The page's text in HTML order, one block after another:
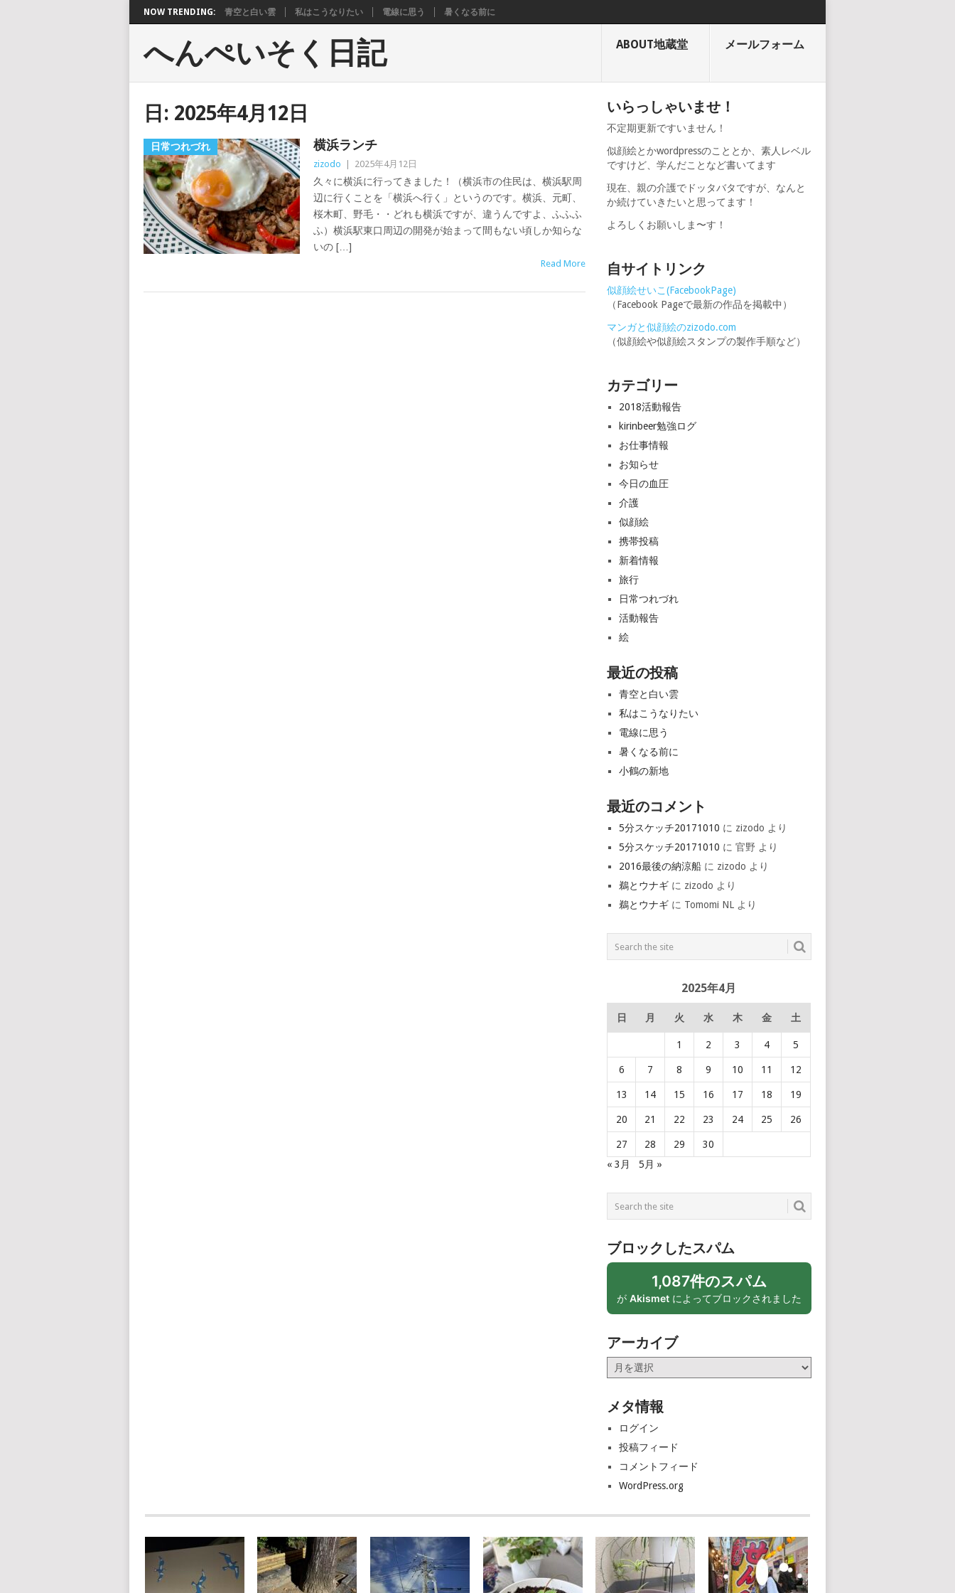
NOW TRENDING: 青空と白い雲 私はこうなりたい 電線に思う 暑くなる前に
へんぺいそく日記 ABOUT地蔵堂 メールフォーム
日: 2025年4月12日
日常つれづれ 横浜ランチ
zizodo 2025年4月12日
久々に横浜に行ってきました！（横浜市の住民は、横浜駅周
辺に行くことを「横浜へ行く」というのです。横浜、元町、
桜木町、野毛・・どれも横浜ですが、違うんですよ、ふふふ
ふ）横浜駅東口周辺の開発が始まって間もない頃しか知らな
いの […]
Read More
いらっしゃいませ！
不定期更新ですいません！
似顔絵とかwordpressのこととか、素人レベル
ですけど、学んだことなど書いてます
現在、親の介護でドッタバタですが、なんと
か続けていきたいと思ってます！
よろしくお願いしま〜す！
自サイトリンク
似顔絵せいこ(FacebookPage)
（Facebook Pageで最新の作品を掲載中）
マンガと似顔絵のzizodo.com
（似顔絵や似顔絵スタンプの製作手順など）
カテゴリー
2018活動報告
kirinbeer勉強ログ
お仕事情報
お知らせ
今日の血圧
介護
似顔絵
携帯投稿
新着情報
旅行
日常つれづれ
活動報告
絵
最近の投稿
青空と白い雲
私はこうなりたい
電線に思う
暑くなる前に
小鶴の新地
最近のコメント
5分スケッチ20171010 に zizodo より
5分スケッチ20171010 に官野 より
2016最後の納涼船 に zizodo より
鵜とウナギ に zizodo より
鵜とウナギ に Tomomi NL より
2025年4月
日 月 火 水 木 金 土
1 2 3 4 5
6 7 8 9 10 11 12
13 14 15 16 17 18 19
20 21 22 23 24 25 26
27 28 29
30
« 3月
5月 »
ブロックしたスパム
1,087件のスパム
がAkismet によってブロックされました
アーカイブ
ア
ー
イ
メタ情報
ログイン
投稿フィード
コメントフィード
WordPress.org